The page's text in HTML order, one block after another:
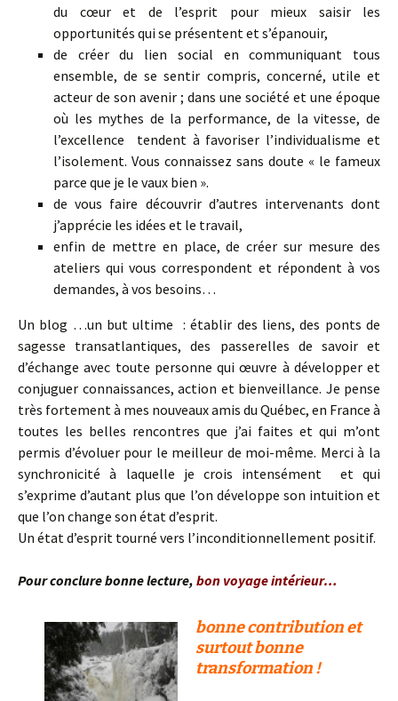
du cœur et de l’esprit pour mieux saisir les
opportunités qui se présentent et s’épanouir,
de créer du lien social en communiquant tous
ensemble, de se sentir compris, concerné, utile et
acteur de son avenir ; dans une société et une époque
où les mythes de la performance, de la vitesse, de
l’excellence tendent à favoriser l’individualisme et
l’isolement. Vous connaissez sans doute « le fameux
parce que je le vaux bien ».
de vous faire découvrir d’autres intervenants dont
j’apprécie les idées et le travail,
enfin de mettre en place, de créer sur mesure des
ateliers qui vous correspondent et répondent à vos
demandes, à vos besoins…
Un blog …un but ultime : établir des liens, des ponts de
sagesse transatlantiques, des passerelles de savoir et
d’échange avec toute personne qui œuvre à développer et
conjuguer connaissances, action et bienveillance. Je pense
très fortement à mes nouveaux amis du Québec, en France à
toutes les belles rencontres que j’ai faites et qui m’ont
permis d’évoluer pour le meilleur de moi-même. Merci à la
synchronicité à laquelle je crois intensément et qui
s’exprime d’autant plus que l’on développe son intuition et
que l’on change son état d’esprit.
Un état d’esprit tourné vers l’inconditionnellement positif.
Pour conclure bonne lecture, bon voyage intérieur…
bonne contribution et
surtout bonne
transformation !